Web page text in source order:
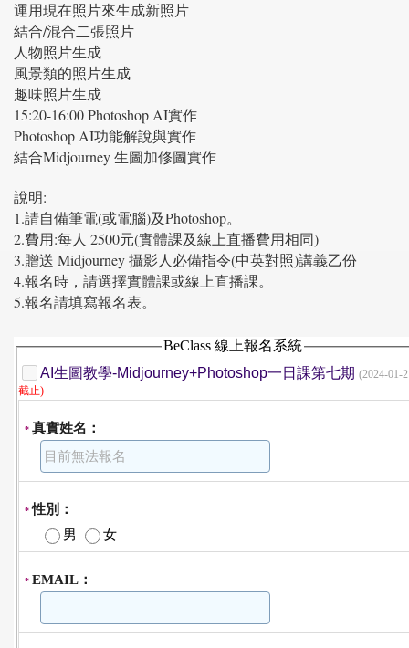
運用現在照片來生成新照片
結合/混合二張照片
人物照片生成
風景類的照片生成
趣味照片生成
15:20-16:00 Photoshop AI實作
Photoshop AI功能解說與實作
結合Midjourney 生圖加修圖實作
說明:
1.請自備筆電(或電腦)及Photoshop。
2.費用:每人 2500元(實體課及線上直播費用相同)
3.贈送 Midjourney 攝影人必備指令(中英對照)講義乙份
4.報名時，請選擇實體課或線上直播課。
5.報名請填寫報名表。